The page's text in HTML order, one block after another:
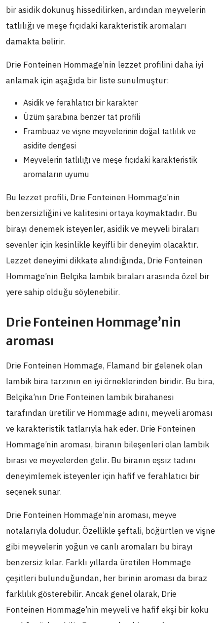
bir asidik dokunuş hissedilirken, ardından meyvelerin
tatlılığı ve meşe fıçıdaki karakteristik aromaları
damakta belirir.
Drie Fonteinen Hommage’nin lezzet profilini daha iyi
anlamak için aşağıda bir liste sunulmuştur:
Asidik ve ferahlatıcı bir karakter
Üzüm şarabına benzer tat profili
Frambuaz ve vişne meyvelerinin doğal tatlılık ve
asidite dengesi
Meyvelerin tatlılığı ve meşe fıçıdaki karakteristik
aromaların uyumu
Bu lezzet profili, Drie Fonteinen Hommage’nin
benzersizliğini ve kalitesini ortaya koymaktadır. Bu
birayı denemek isteyenler, asidik ve meyveli biraları
sevenler için kesinlikle keyifli bir deneyim olacaktır.
Lezzet deneyimi dikkate alındığında, Drie Fonteinen
Hommage’nin Belçika lambik biraları arasında özel bir
yere sahip olduğu söylenebilir.
Drie Fonteinen Hommage’nin
aroması
Drie Fonteinen Hommage, Flamand bir gelenek olan
lambik bira tarzının en iyi örneklerinden biridir. Bu bira,
Belçika’nın Drie Fonteinen lambik birahanesi
tarafından üretilir ve Hommage adını, meyveli aroması
ve karakteristik tatlarıyla hak eder. Drie Fonteinen
Hommage’nin aroması, biranın bileşenleri olan lambik
birası ve meyvelerden gelir. Bu biranın eşsiz tadını
deneyimlemek isteyenler için hafif ve ferahlatıcı bir
seçenek sunar.
Drie Fonteinen Hommage’nin aroması, meyve
notalarıyla doludur. Özellikle şeftali, böğürtlen ve vişne
gibi meyvelerin yoğun ve canlı aromaları bu birayı
benzersiz kılar. Farklı yıllarda üretilen Hommage
çeşitleri bulunduğundan, her birinin aroması da biraz
farklılık gösterebilir. Ancak genel olarak, Drie
Fonteinen Hommage’nin meyveli ve hafif ekşi bir koku